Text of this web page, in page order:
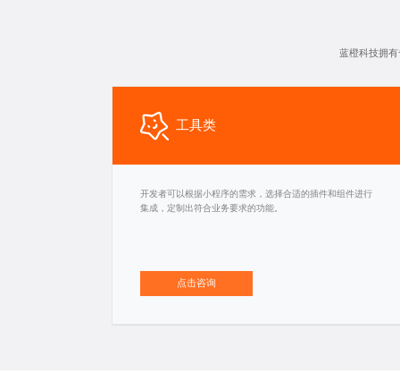
蓝橙科技拥
工具类
开发者可以根据小程序的需求，选择合适的插件和组件进行
集成，定制出符合业务要求的功能。
点击咨询